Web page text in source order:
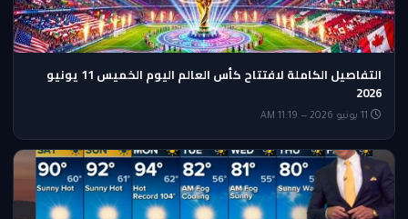
التفاصيل الكاملة لافتتاح كأس العالم اليوم الخميس 11 يونيو
2026